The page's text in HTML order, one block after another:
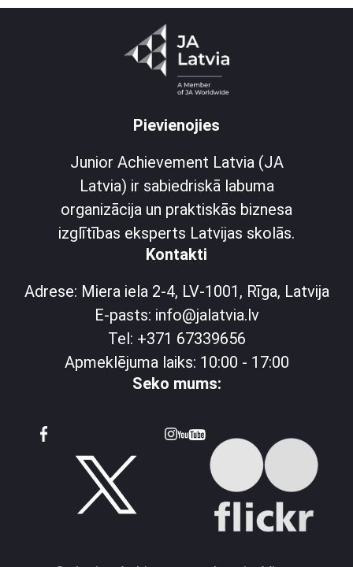
Pievienojies
Junior Achievement Latvia (JA
Latvia) ir sabiedriskā labuma
organizācija un praktiskās biznesa
izglītības eksperts Latvijas skolās.
Kontakti
Adrese: Miera iela 2-4, LV-1001, Rīga, Latvija
E-pasts: info@jalatvia.lv
Tel: +371 67339656
Apmeklējuma laiks: 10:00 - 17:00
Seko mums: